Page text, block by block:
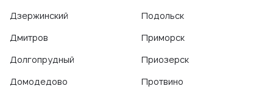
Дзержинский
Дмитров
Долгопрудный
Домодедово
Подольск
Приморск
Приозерск
Протвино